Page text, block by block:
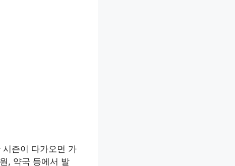
즌이 다가오면 가
, 약국 등에서 발